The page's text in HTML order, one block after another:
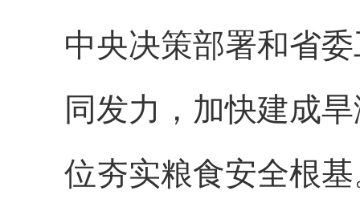
中央决策部署和省
同发力，加快建成
位夯实粮食安全根